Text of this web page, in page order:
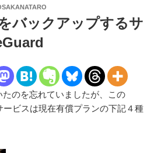
バックアップするサ
のを忘れていましたが、この
ービスは現在有償プランの下記４種